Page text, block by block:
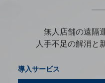
企業と地域が持続成長する社会を目指
Smart Education
Smart Industry
Smart Mobility
無人店舗の遠隔
人手不足の解消と
導入サービス